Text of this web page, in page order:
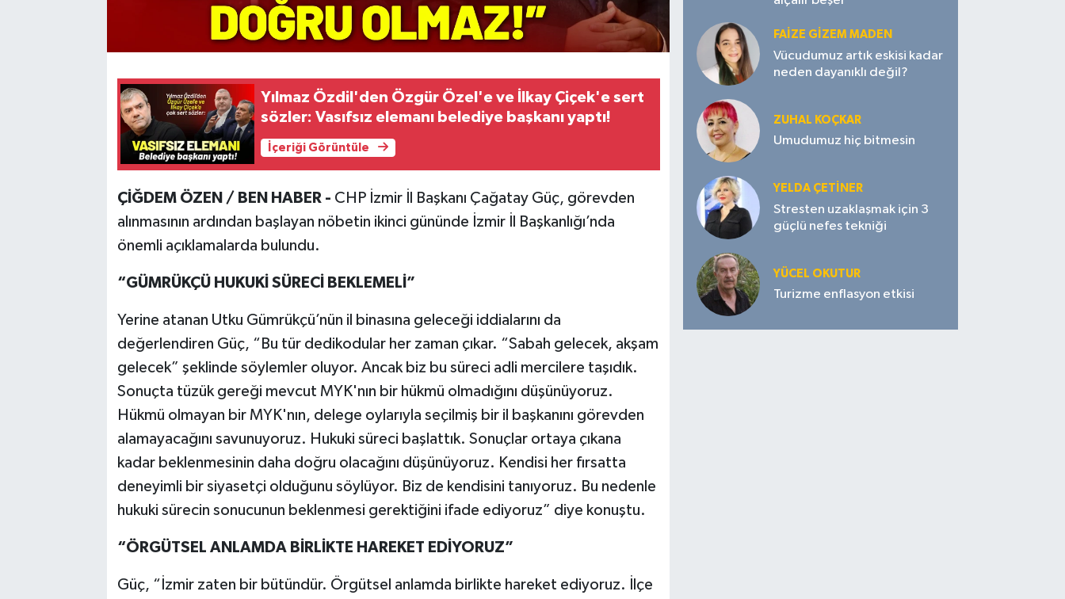
Yılmaz Özdil'den Özgür Özel'e ve İlkay Çiçek'e sert
sözler: Vasıfsız elemanı belediye başkanı yaptı!
İçeriği Görüntüle
ÇİĞDEM ÖZEN / BEN HABER - CHP İzmir İl Başkanı Çağatay Güç, görevden
alınmasının ardından başlayan nöbetin ikinci gününde İzmir İl Başkanlığı’nda
önemli açıklamalarda bulundu.
“GÜMRÜKÇÜ HUKUKİ SÜRECİ BEKLEMELİ”
Yerine atanan Utku Gümrükçü’nün il binasına geleceği iddialarını da
değerlendiren Güç, “Bu tür dedikodular her zaman çıkar. “Sabah gelecek, akşam
gelecek” şeklinde söylemler oluyor. Ancak biz bu süreci adli mercilere taşıdık.
Sonuçta tüzük gereği mevcut MYK'nın bir hükmü olmadığını düşünüyoruz.
Hükmü olmayan bir MYK'nın, delege oylarıyla seçilmiş bir il başkanını görevden
alamayacağını savunuyoruz. Hukuki süreci başlattık. Sonuçlar ortaya çıkana
kadar beklenmesinin daha doğru olacağını düşünüyoruz. Kendisi her fırsatta
deneyimli bir siyasetçi olduğunu söylüyor. Biz de kendisini tanıyoruz. Bu nedenle
hukuki sürecin sonucunun beklenmesi gerektiğini ifade ediyoruz” diye konuştu.
“ÖRGÜTSEL ANLAMDA BİRLİKTE HAREKET EDİYORUZ”
Güç, “İzmir zaten bir bütündür. Örgütsel anlamda birlikte hareket ediyoruz. İlçe
FAIZE GIZEM MADEN
Vücudumuz artık eskisi kadar
neden dayanıklı değil?
ZUHAL KOÇKAR
Umudumuz hiç bitmesin
YELDA ÇETİNER
Stresten uzaklaşmak için 3
güçlü nefes tekniği
YÜCEL OKUTUR
Turizme enflasyon etkisi